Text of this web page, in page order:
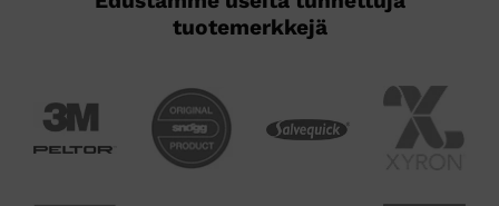
tuotemerkkejä